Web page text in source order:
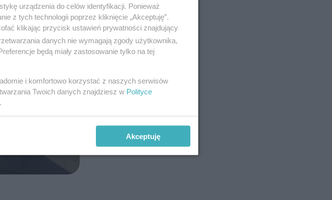
urządzenia do celów identyfikacji. Ponieważ
z tych technologii poprzez kliknięcie „Akceptuję”.
klikając przycisk ustawień prywatności znajdujący
danych nie wymagają zgody użytkownika,
będą miały zastosowanie tylko na tej
i komfortowo korzystać z naszych serwisów
Twoich danych znajdziesz w Polityce
Akceptuję